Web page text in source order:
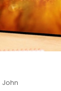
John